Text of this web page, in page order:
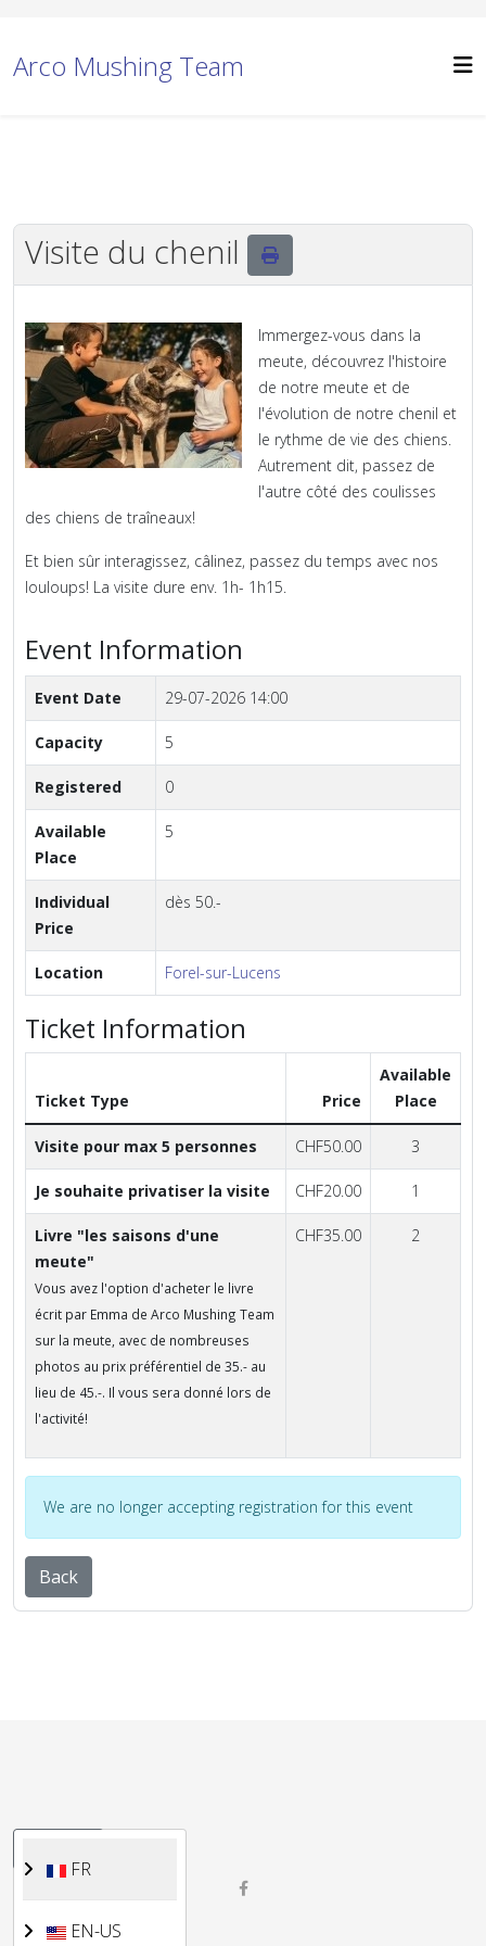
Arco Mushing Team
Visite du chenil
Immergez-vous dans la
meute, découvrez l'histoire
de notre meute et de
l'évolution de notre chenil et
le rythme de vie des chiens.
Autrement dit, passez de
l'autre côté des coulisses
des chiens de traîneaux!
Et bien sûr interagissez, câlinez, passez du temps avec nos
louloups! La visite dure env. 1h- 1h15.
Event Information
Event Date 29-07-2026 14:00
Capacity 5
Registered 0
Available
Place
5
Individual
Price
dès 50.-
Location Forel-sur-Lucens
Ticket Information
Ticket Type Price
Available
Place
Visite pour max 5 personnes CHF50.00 3
Je souhaite privatiser la visite CHF20.00 1
Livre "les saisons d'une
meute"
Vous avez l'option d'acheter le livre
écrit par Emma de Arco Mushing Team
sur la meute, avec de nombreuses
photos au prix préférentiel de 35.- au
lieu de 45.-. Il vous sera donné lors de
l'activité!
CHF35.00 2
We are no longer accepting registration for this event
Back
FR
EN-US